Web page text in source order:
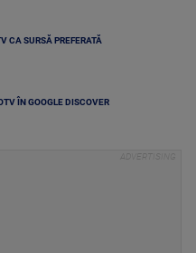
CA SURSĂ PREFERATĂ
ÎN GOOGLE DISCOVER